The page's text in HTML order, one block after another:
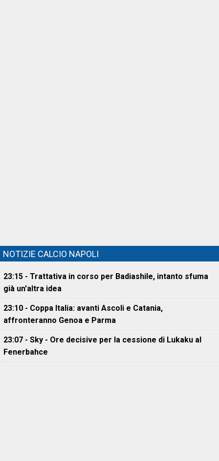
NOTIZIE CALCIO NAPOLI
23:15 - Trattativa in corso per Badiashile, intanto sfuma
già un'altra idea
23:10 - Coppa Italia: avanti Ascoli e Catania,
affronteranno Genoa e Parma
23:07 - Sky - Ore decisive per la cessione di Lukaku al
Fenerbahce